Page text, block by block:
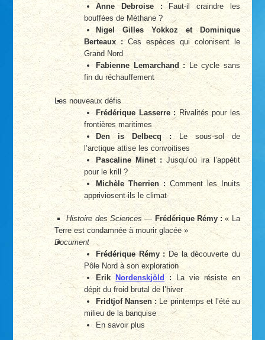
Anne Debroise : Faut-il craindre les
bouffées de Méthane ?
Nigel Gilles Yokkoz et Dominique
Berteaux : Ces espèces qui colonisent le
Grand Nord
Fabienne Lemarchand :Le cycle sans
fin du réchauffement
Les nouveaux défis
Frédérique Lasserre :Rivalités pour les
frontières maritimes
Den is Delbecq :Le sous-sol de
l’arctique attise les convoitises
Pascaline Minet : Jusqu’où ira l’appétit
pour le krill ?
Michèle Therrien : Comment les Inuits
appriviosent-ils le climat
Histoire des Sciences— Frédérique Rémy : « La
Terre est condamnée à mourir glacée »
Document
Frédérique Rémy : De la découverte du
Pôle Nord à son exploration
Erik Nordenskjöld:La vie résiste en
dépit du froid brutal de l’hiver
Fridtjof Nansen : Le printemps et l’été au
milieu de la banquise
En savoir plus